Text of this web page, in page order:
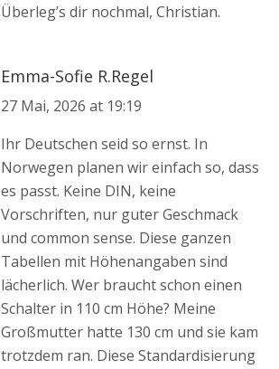
Überleg’s dir nochmal, Christian.
Emma-Sofie R.Regel
27 Mai, 2026 at 19:19
Ihr Deutschen seid so ernst. In
Norwegen planen wir einfach so, dass
es passt. Keine DIN, keine
Vorschriften, nur guter Geschmack
und common sense. Diese ganzen
Tabellen mit Höhenangaben sind
lächerlich. Wer braucht schon einen
Schalter in 110 cm Höhe? Meine
Großmutter hatte 130 cm und sie kam
trotzdem ran. Diese Standardisierung